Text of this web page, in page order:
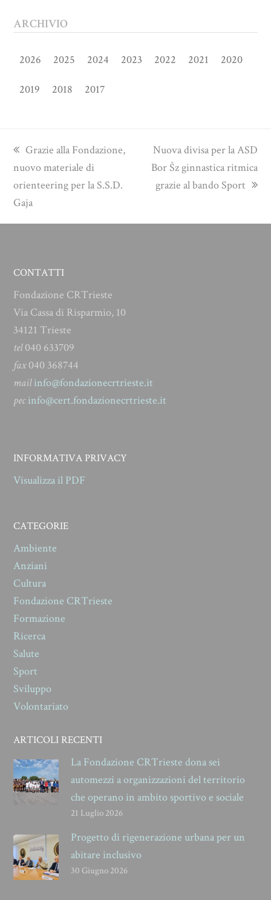
ARCHIVIO
2026 2025 2024 2023 2022 2021 2020
2019 2018 2017
previous
post:
Grazie alla Fondazione,
nuovo materiale di
orienteering per la S.S.D.
Gaja
next
post:
Nuova divisa per la ASD
Bor Šz ginnastica ritmica
grazie al bando Sport
CONTATTI
Fondazione CRTrieste
Via Cassa di Risparmio, 10
34121 Trieste
tel040 633709
fax040 368744
mailinfo@fondazionecrtrieste.it
pecinfo@cert.fondazionecrtrieste.it
INFORMATIVA PRIVACY
Visualizza il PDF
CATEGORIE
Ambiente
Anziani
Cultura
Fondazione CRTrieste
Formazione
Ricerca
Salute
Sport
Sviluppo
Volontariato
ARTICOLI RECENTI
La Fondazione CRTrieste dona sei
automezzi a organizzazioni del territorio
che operano in ambito sportivo e sociale
21 Luglio 2026
Progetto di rigenerazione urbana per un
abitare inclusivo
30 Giugno 2026